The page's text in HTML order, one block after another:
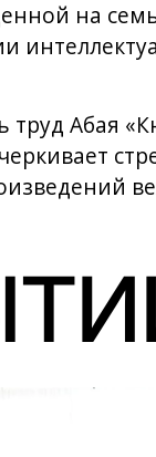
на
Абая